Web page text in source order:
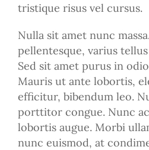
tristique risus vel cursus.
Nulla sit amet nunc
pellentesque, varius
Sed sit amet purus in
Mauris ut ante lobortis,
efficitur, bibendum leo.
porttitor congue. Nunc
lobortis augue. Morbi
nunc euismod, at